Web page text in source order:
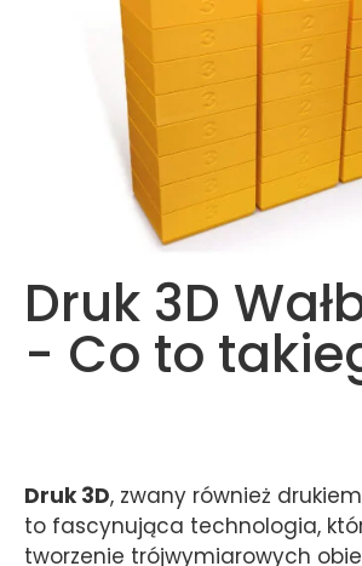
Druk 3D
- Co to
Druk 3D, zwany również
to fascynująca technologia,
tworzenie trójwymiarowych